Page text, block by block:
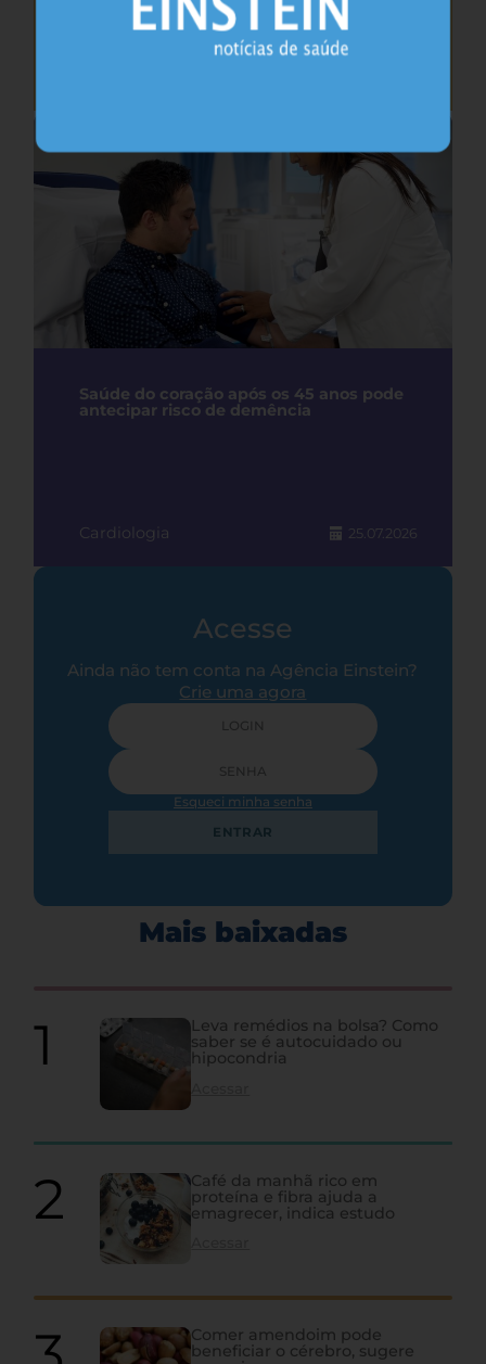
Saúde do coração após os 45 anos pode
antecipar risco de demência
Cardiologia 25.07.2026
Acesse
Ainda não tem conta na Agência Einstein?
Crie uma agora
Esqueci minha senha
ENTRAR
Mais baixadas
Leva remédios na bolsa? Como
saber se é autocuidado ou
hipocondria
Café da manhã rico em
proteína e fibra ajuda a
emagrecer, indica estudo
Comer amendoim pode
beneficiar o cérebro, sugere